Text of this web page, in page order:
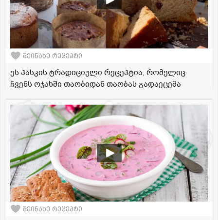
შეინახე რეცეპტი
ეს პასკის ტრადიციული რეცეპტია, რომელიც
ჩვენს ოჯახში თაობიდან თაობას გადაეცემა
შეინახე რეცეპტი